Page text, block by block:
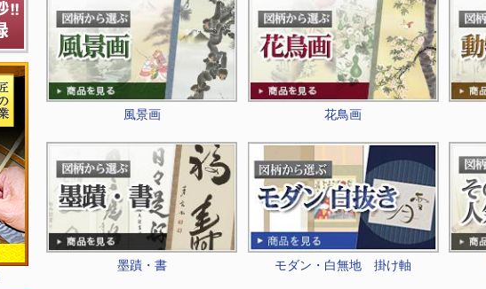
風景画 花鳥画
墨蹟・書 モダン・白無地 掛け軸